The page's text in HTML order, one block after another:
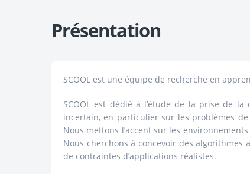
Présentation
SCOOL est une équipe de recherche en
SCOOL est dédié à l’étude de la prise de
incertain, en particulier sur les problèmes
Nous mettons l’accent sur les
Nous cherchons à concevoir des
de contraintes d’applications réalistes.